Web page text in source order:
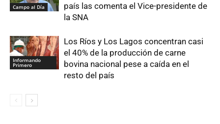
Campo al Día
país las comenta el Vice-presidente de
la SNA
Informando
Primero
Los Ríos y Los Lagos concentran casi
el 40% de la producción de carne
bovina nacional pese a caída en el
resto del país